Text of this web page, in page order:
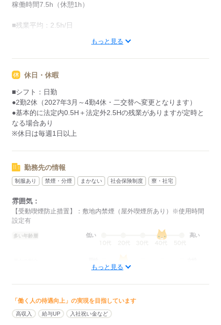
稼働時間7.5h（休憩1h）
■残業平均：2.5h/日
※派遣のお仕事が対象となります
応募する
もっと見る
休日・休暇
■シフト：日勤
●2勤2休（2027年3月～4勤4休・二交替へ変更となります）
●基本的に法定内0.5H＋法定外2.5Hの残業がありますが定時と
なる場合あり
※休日は毎週1日以上
勤務先の情報
制服あり 禁煙・分煙 まかない 社会保険制度 寮・社宅
雰囲気：
【受動喫煙防止措置】：敷地内禁煙（屋外喫煙所あり）※使用時間
設定有
多い年齢層 低い 高い
仕事の仕方 ひとりで みんなで
職場の様子 しずか
配属先部署：
もっと見る
「働く人の待遇向上」の実現を目指しています
高収入 給与UP 入社祝い金など